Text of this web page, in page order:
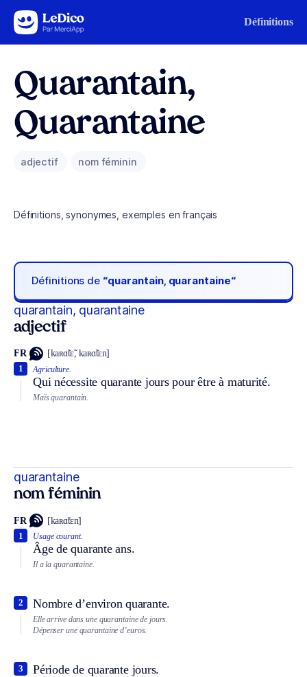
Aller au contenu Définitions
Quarantain,
Quarantaine
adjectif nom féminin
Définitions, synonymes, exemples en français
Définitions de “quarantain, quarantaine“
quarantain, quarantaine
adjectif
FR [kaʀɑ̃tɛ̃, kaʀɑ̃tɛn]
Agriculture.
Qui nécessite quarante jours pour être à maturité.
1
Maïs quarantain.
quarantaine
nom féminin
FR [kaʀɑ̃tɛn]
Usage courant.
Âge de quarante ans.
1
Il a la quarantaine.
Nombre d’environ quarante.
2
Elle arrive dans une quarantaine de jours.
Dépenser une quarantaine d’euros.
Période de quarante jours.
3